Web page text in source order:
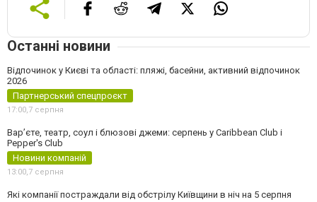
Останні новини
Відпочинок у Києві та області: пляжі, басейни, активний відпочинок
2026
Партнерський спецпроєкт
17:00,7 серпня
Вар’єте, театр, соул і блюзові джеми: серпень у Caribbean Club і
Pepper's Club
Новини компаній
13:00,7 серпня
Які компанії постраждали від обстрілу Київщини в ніч на 5 серпня